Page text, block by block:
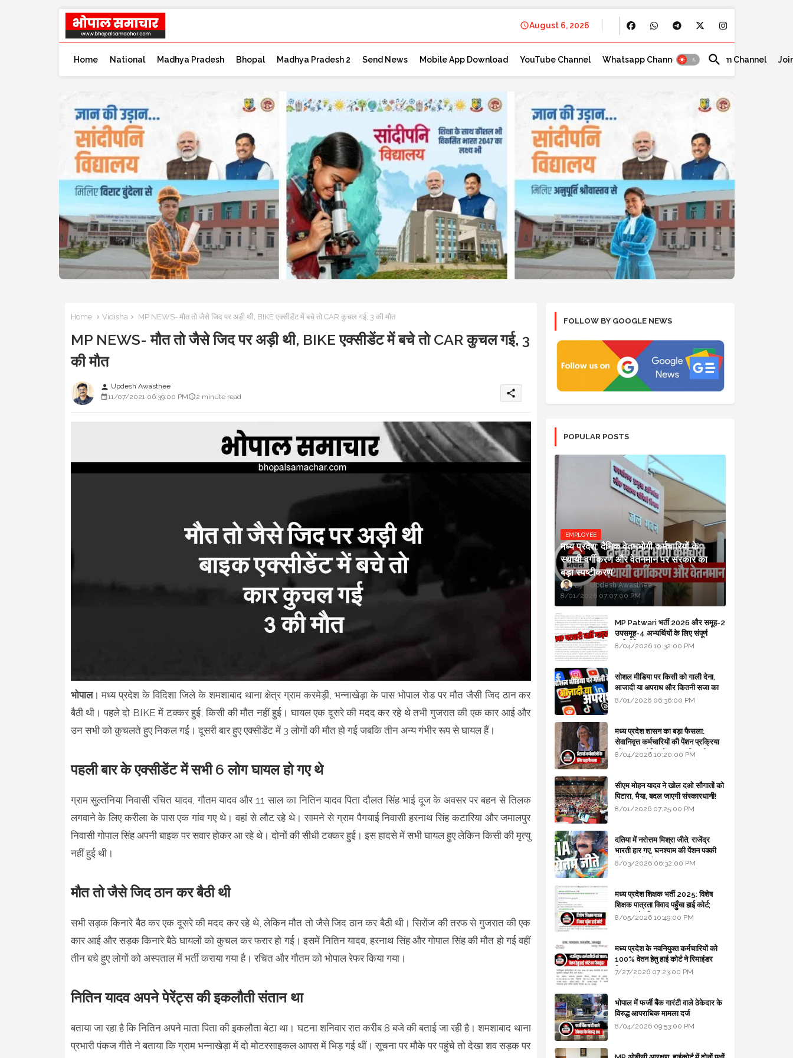
August 6, 2026
Home National Madhya Pradesh Bhopal Madhya Pradesh 2 Send News Mobile App Download YouTube Channel Whatsapp Channel Telegram Channel
Home Vidisha MP NEWS- मौत तो जैसे जिद पर अड़ी थी, BIKE एक्सीडेंट में बचे तो CAR कुचल गई, 3 की मौत
MP NEWS- मौत तो जैसे जिद पर अड़ी थी, BIKE एक्सीडेंट में बचे तो CAR कुचल गई, 3
की मौत
person Updesh Awasthee
11/07/2021 06:39:00 PM
2 minute read share
भोपाल। मध्य प्रदेश के विदिशा जिले के शमशाबाद थाना क्षेत्र ग्राम करमेड़ी, भन्नाखेड़ा के पास भोपाल रोड पर मौत जैसी जिद ठान कर
बैठी थी। पहले दो BIKE में टक्कर हुई, किसी की मौत नहीं हुई। घायल एक दूसरे की मदद कर रहे थे तभी गुजरात की एक कार आई और
उन सभी को कुचलते हुए निकल गई। दूसरी बार हुए एक्सीडेंट में 3 लोगों की मौत हो गई जबकि तीन अन्य गंभीर रूप से घायल हैं।
पहली बार के एक्सीडेंट में सभी 6 लोग घायल हो गए थे
ग्राम सुल्तनिया निवासी रचित यादव, गौतम यादव और 11 साल का नितिन यादव पिता दौलत सिंह भाई दूज के अवसर पर बहन से तिलक
लगवाने के लिए करीला के पास एक गांव गए थे। वहां से लौट रहे थे। सामने से ग्राम पैगयाई निवासी हरनाथ सिंह कटारिया और जमालपुर
निवासी गोपाल सिंह अपनी बाइक पर सवार होकर आ रहे थे। दोनों की सीधी टक्कर हुई। इस हादसे में सभी घायल हुए लेकिन किसी की मृत्यु
नहीं हुई थी।
मौत तो जैसे जिद ठान कर बैठी थी
सभी सड़क किनारे बैठ कर एक दूसरे की मदद कर रहे थे, लेकिन मौत तो जैसे जिद ठान कर बैठी थी। सिरोंज की तरफ से गुजरात की एक
कार आई और सड़क किनारे बैठे घायलों को कुचल कर फरार हो गई। इसमें नितिन यादव, हरनाथ सिंह और गोपाल सिंह की मौत हो गई वहीं
तीन बचे हुए लोगों को अस्पताल में भर्ती कराया गया है। रचित और गौतम को भोपाल रेफर किया गया।
नितिन यादव अपने पेरेंट्स की इकलौती संतान था
बताया जा रहा है कि नितिन अपने माता पिता की इकलौता बेटा था। घटना शनिवार रात करीब 8 बजे की बताई जा रही है। शमशाबाद थाना
प्रभारी पंकज गीते ने बताया कि ग्राम भन्नाखेड़ा में दो मोटरसाइकल आपस में भिड़ गई थीं। सूचना पर मौके पर पहुंचे तो देखा शव सड़क पर
FOLLOW BY GOOGLE NEWS
POPULAR POSTS
EMPLOYEE
मध्य प्रदेश: दैनिक वेतनभोगी कर्मचारियों के
स्थायी वर्गीकरण और वेतनमान पर सरकार का
बड़ा स्पष्टीकरण
Updesh Awasthee
8/01/2026 07:07:00 PM
MP Patwari भर्ती 2026 और समूह-2
उपसमूह-4 अभ्यर्थियों के लिए संपूर्ण
मार्गदर्शिका
8/04/2026 10:32:00 PM
सोशल मीडिया पर किसी को गाली देना,
आजादी या अपराध और कितनी सजा का
प्रावधान - free legal advice
8/01/2026 06:36:00 PM
मध्य प्रदेश शासन का बड़ा फैसला:
सेवानिवृत्त कर्मचारियों की पेंशन प्रक्रिया
और बजट कोडिंग में हुए क्रांतिकारी
8/04/2026 10:20:00 PM
सीएम मोहन यादव ने खोल दओ सौगातों को
पिटारा, भैया, बदल जाएगी संस्कारधानी!
8/01/2026 07:25:00 PM
दतिया में नरोत्तम मिश्रा जीते, राजेंद्र
भारती हार गए, घनश्याम की पेंशन पक्की
और आशुतोष बैक टू...
8/03/2026 06:32:00 PM
मध्य प्रदेश शिक्षक भर्ती 2025: विशेष
शिक्षक पात्रता विवाद पहुँचा हाई कोर्ट;
सरकार से माँगा जवाब
8/05/2026 10:49:00 PM
मध्य प्रदेश के नवनियुक्त कर्मचारियों को
100% वेतन हेतु हाई कोर्ट ने रिमाइंडर
लिखा
7/27/2026 07:23:00 PM
भोपाल में फर्जी बैंक गारंटी वाले ठेकेदार के
विरुद्ध आपराधिक मामला दर्ज
8/04/2026 09:53:00 PM